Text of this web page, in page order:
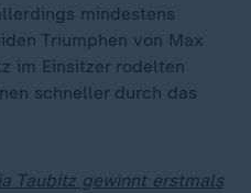
mindestens
Triumphen von Max
im Einsitzer rodelten
schneller durch das
Taubitz gewinnt erstmals